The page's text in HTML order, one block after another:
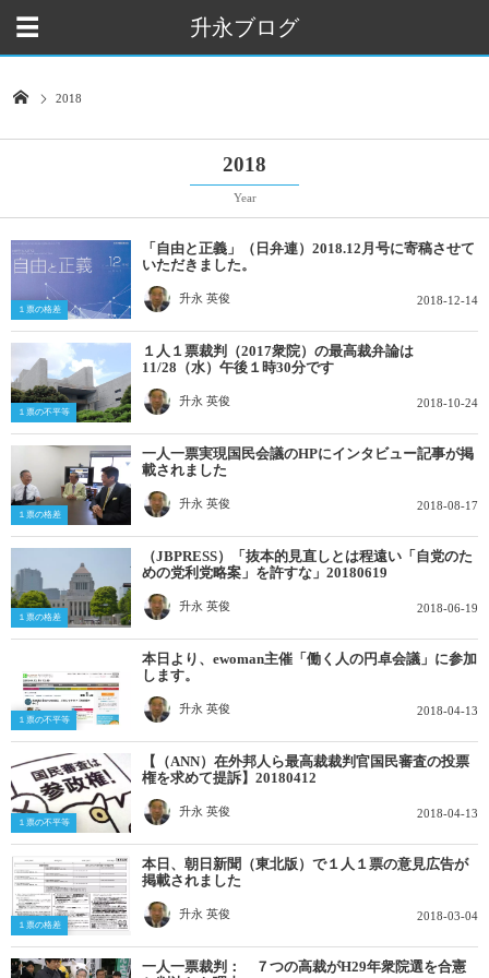
升永ブログ
2018
2018
Year
１票の格差
「自由と正義」（日弁連）2018.12月号に寄稿させて
いただきました。
升永 英俊 2018-12-14
１票の不平等
１人１票裁判（2017衆院）の最高裁弁論は
11/28（水）午後１時30分です
升永 英俊 2018-10-24
１票の格差
一人一票実現国民会議のHPにインタビュー記事が掲
載されました
升永 英俊 2018-08-17
１票の格差
（JBPRESS）「抜本的見直しとは程遠い「自党のた
めの党利党略案」を許すな」20180619
升永 英俊 2018-06-19
１票の不平等
本日より、ewoman主催「働く人の円卓会議」に参加
します。
升永 英俊 2018-04-13
１票の不平等
【（ANN）在外邦人ら最高裁裁判官国民審査の投票
権を求めて提訴】20180412
升永 英俊 2018-04-13
１票の格差
本日、朝日新聞（東北版）で１人１票の意見広告が
掲載されました
升永 英俊 2018-03-04
一人一票裁判： ７つの高裁がH29年衆院選を合憲